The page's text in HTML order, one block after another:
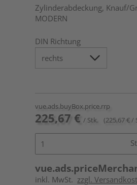
Zylinderabdeckung, Knauf/
MODERN
DIN Richtung
vue.ads.buyBox.price.rrp
225,67 € / Stk. (225,67 € /
inkl. MwSt. zzgl.